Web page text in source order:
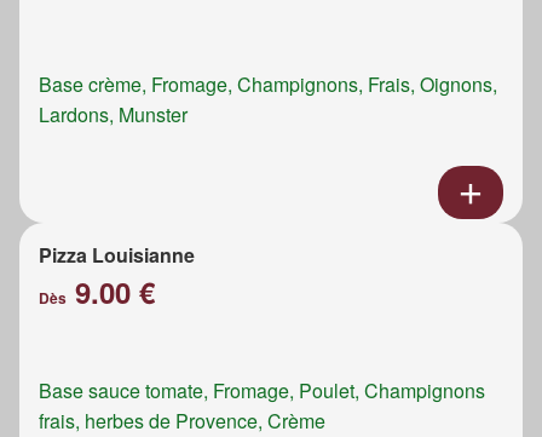
Base crème, Fromage, Champignons, Frais, Oignons,
Lardons, Munster
Pizza Louisianne
Dès 9.00 €
Base sauce tomate, Fromage, Poulet, Champignons
frais, herbes de Provence, Crème